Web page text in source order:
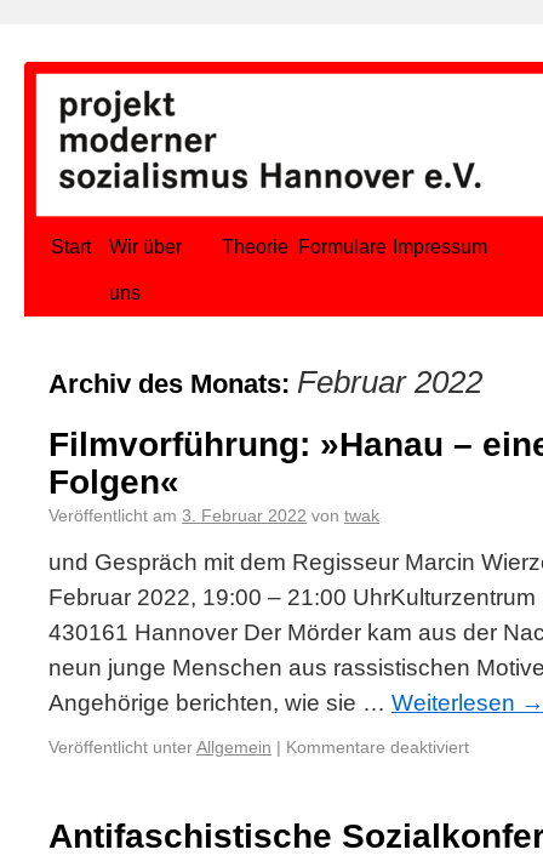
Start Wir über
uns
Theorie Formulare Impressum
Archiv des Monats: Februar 2022
Filmvorführung: »Hanau –
Folgen«
Veröffentlicht am 3. Februar 2022 von twak
und Gespräch mit dem Regisseur Marcin
Februar 2022, 19:00 – 21:00
430161 Hannover Der Mörder kam aus der
neun junge Menschen aus rassistischen
Angehörige berichten, wie sie … Weiterlesen →
Veröffentlicht unterAllgemein | Kommentare deaktiviert
Antifaschistische